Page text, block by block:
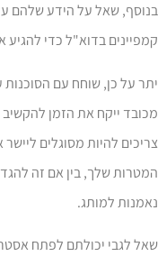
שאל על הידע שלהם
בדוא"ל כדי להגיע
על כן, שוחח עם הסוכנות
ייקח את הזמן להקשיב
להיות מסוגלים
שלך, בין אם זה
למותג.
לגבי יכולתם לפתח